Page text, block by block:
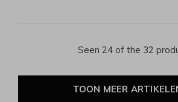
Seen 24 of the 32
TOON MEER